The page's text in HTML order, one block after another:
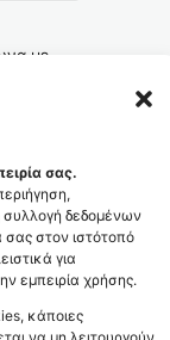
σας.
συλλογή δεδομένων
στον ιστότοπό
για
εμπειρία χρήσης.
κάποιες
με